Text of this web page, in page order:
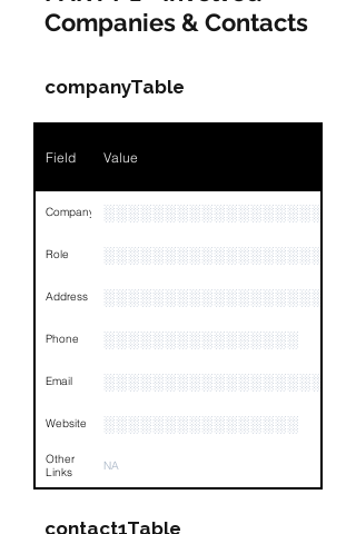
Companies & Contacts
companyTable
Field Value
Company
Role ░░░░░░░░░░░░░░░░░░░
Address
Phone ░░░░░░░░░░░░░░░░
Email
Website ░░░░░░░░░░░░░░░░
Other
Links
NA
contact1Table